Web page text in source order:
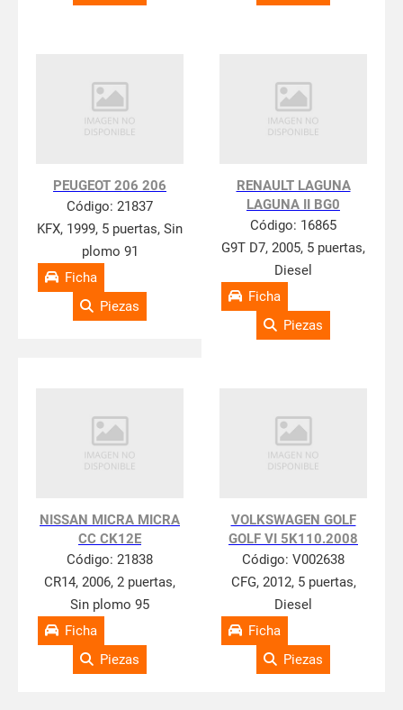
PEUGEOT 206 206
Código: 21837
KFX, 1999, 5 puertas, Sin
plomo 91
Ficha
Piezas
RENAULT LAGUNA
LAGUNA II BG0
Código: 16865
G9T D7, 2005, 5 puertas,
Diesel
Ficha
Piezas
NISSAN MICRA MICRA
CC CK12E
Código: 21838
CR14, 2006, 2 puertas,
Sin plomo 95
Ficha
Piezas
VOLKSWAGEN GOLF
GOLF VI 5K110.2008
Código: V002638
CFG, 2012, 5 puertas,
Diesel
Ficha
Piezas